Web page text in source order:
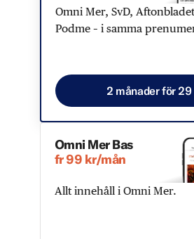
Omni Mer, SvD,
Podme – i samma
2 månader för 29
Omni Mer Bas
fr 99 kr/mån
Allt innehåll i Omni Mer.